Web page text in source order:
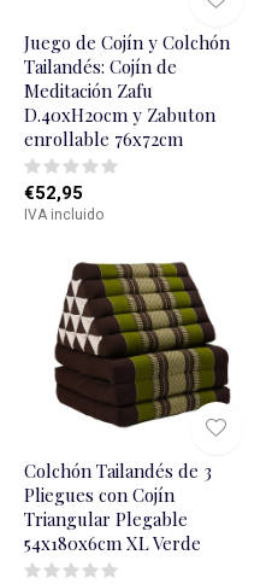
Juego de Cojín y Colchón
Tailandés: Cojín de
Meditación Zafu
D.40xH20cm y Zabuton
enrollable 76x72cm
€52,95
IVA incluido
Colchón Tailandés de 3
Pliegues con Cojín
Triangular Plegable
54x180x6cm XL Verde